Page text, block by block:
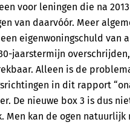
voor leningen die na
van daarvóór. Meer
eigenwoningschuld van
jaarstermijn
Alleen is de
in dit rapport
De nieuwe box 3 is dus
Men kan de ogen